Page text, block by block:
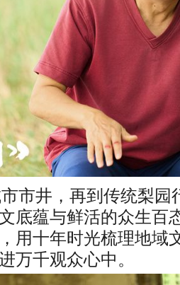
市井，再到传统梨
底蕴与鲜活的众生百
用十年时光梳理地域
万千观众心中。